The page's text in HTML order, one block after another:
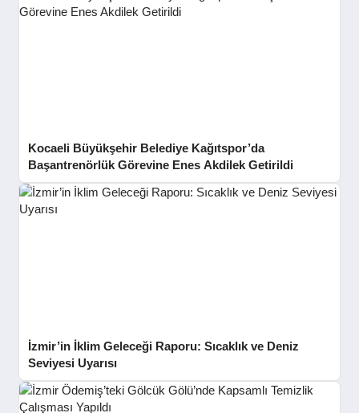
Kocaeli Büyükşehir Belediye Kağıtspor’da
Başantrenörlük Görevine Enes Akdilek Getirildi
İzmir’in İklim Geleceği Raporu: Sıcaklık ve Deniz
Seviyesi Uyarısı